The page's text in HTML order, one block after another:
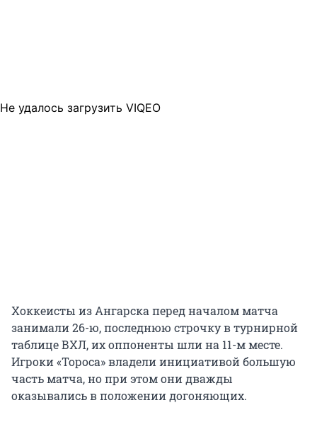
Не удалось загрузить VIQEO
Хоккеисты из Ангарска перед началом матча
занимали 26-ю, последнюю строчку в турнирной
таблице ВХЛ, их оппоненты шли на 11-м месте.
Игроки «Тороса» владели инициативой большую
часть матча, но при этом они дважды
оказывались в положении догоняющих.